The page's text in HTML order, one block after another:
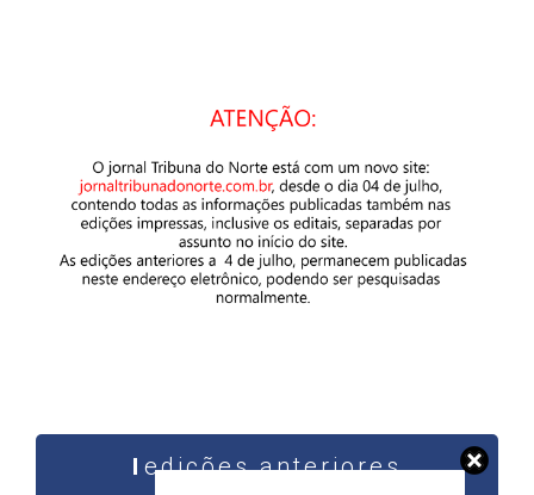
edições anteriores